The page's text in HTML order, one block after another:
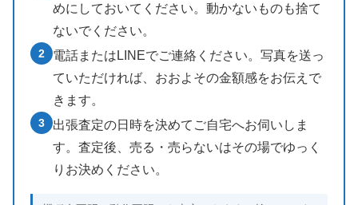
めにしておいてください。動かないものも捨て
ないでください。
2
電話またはLINEでご連絡ください。写真を送っ
ていただければ、おおよその金額感をお伝えで
きます。
3
出張査定の日時を決めてご自宅へお伺いしま
す。査定後、売る・売らないはその場でゆっく
りお決めください。